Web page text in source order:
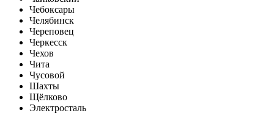
Чебоксары
Челябинск
Череповец
Черкесск
Чехов
Чита
Чусовой
Шахты
Щёлково
Электросталь